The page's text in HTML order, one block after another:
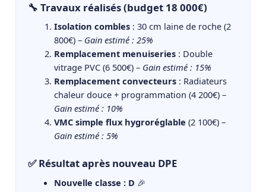
🔧 Travaux réalisés (budget 18 000€)
Isolation combles: 30 cm laine de roche (2
800€) – Gain estimé : 25%
Remplacement menuiseries: Double
vitrage PVC (6 500€) – Gain estimé : 15%
Remplacement convecteurs: Radiateurs
chaleur douce + programmation (4 200€) –
Gain estimé : 10%
VMC simple flux hygroréglable (2 100€) –
Gain estimé : 5%
✅ Résultat après nouveau DPE
Nouvelle classe : D 🎉